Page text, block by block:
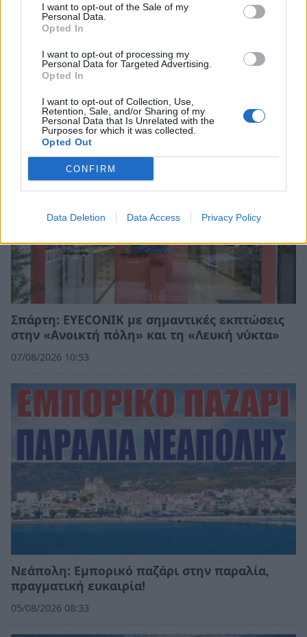
I want to opt-out of the Sale of my
Personal Data.
Opted In
I want to opt-out of processing my
Personal Data for Targeted Advertising.
Opted In
I want to opt-out of Collection, Use,
Retention, Sale, and/or Sharing of my
Personal Data that Is Unrelated with the
Purposes for which it was collected.
Opted Out
CONFIRM
Data Deletion Data Access Privacy Policy
«Τσιμπημένες» οι τιμές των ψαριών – Πόσο
κοστίζουν γαύρος, σαρδέλα και μπακαλιάρος
08/08/2026 11:01
Σπάρτη: EYECONIK με σημαντικές εκπτώσεις
στην «Ανοικτή πόλη» και τη «Λευκή νύκτα»
07/08/2026 10:53
Νεάπολη: Εμπορικό παζάρι στην παραλία,
πραγματική ευκαιρία!
05/08/2026 08:33